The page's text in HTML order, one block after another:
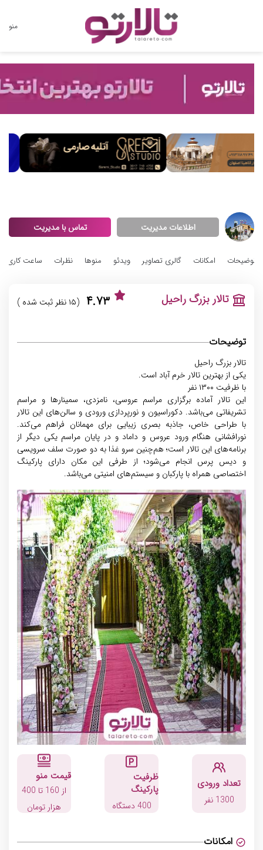
منو
اطلاعات مدیریت تماس با مدیریت
توضیحات امکانات گالری تصاویر ویدئو منوها نظرات ساعت کاری
تالار بزرگ راحیل ۴.۷۳ (۱۵ نظر ثبت شده )
توضیحات
تالار بزرگ راحیل
یکی از بهترین تالار خرم آباد است.
با ظرفیت ۱۳۰۰ نفر
این تالار آماده برگزاری مراسم عروسی، نامزدی، سمینارها و مراسم
تشریفاتی می‌باشد. دکوراسیون و نورپردازی ورودی و سالن‌های این تالار
با طراحی خاص، جاذبه بصری زیبایی برای مهمانان فراهم می‌کند.
نورافشانی هنگام ورود عروس و داماد و در پایان مراسم یکی دیگر از
برنامه‌های این تالار است؛ هم‌چنین سرو غذا به دو صورت سلف سرویسی
و دیس پرس انجام می‌شود؛ از طرفی این مکان دارای پارکینگ
اختصاصی همراه با پارکبان و سیستم‌های امنیتی می‌باشد.
تعداد ورودی
1300 نفر
ظرفیت
پارکینگ
400 دستگاه
قیمت منو
از 160 تا 400
هزار تومان
امکانات